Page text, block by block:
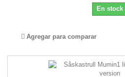
En stock
Agregar para comparar